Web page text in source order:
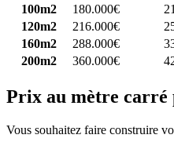
100m2
180.000€
120m2
216.000€
160m2
288.000€
200m2
360.000€
Prix au mètre carré
Vous souhaitez faire construire